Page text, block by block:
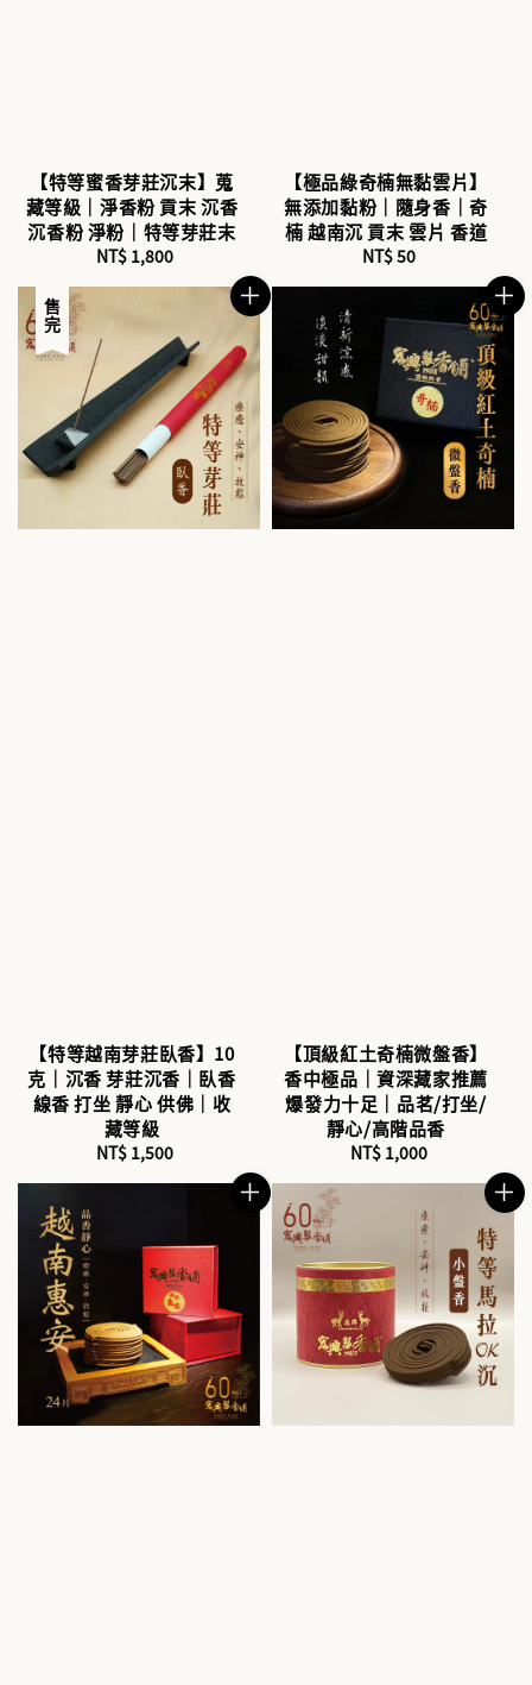
【特等蜜香芽莊沉末】蒐
藏等級｜淨香粉 貢末 沉香
沉香粉 淨粉｜特等芽莊末
Regular
NT$ 1,800
【極品綠奇楠無黏雲片】
無添加黏粉｜隨身香｜奇
楠 越南沉 貢末 雲片 香道
Regular
NT$ 50
售完
【特等越南芽莊臥香】10
克｜沉香 芽莊沉香｜臥香
線香 打坐 靜心 供佛｜收
藏等級
Regular
NT$ 1,500
【頂級紅土奇楠微盤香】
香中極品｜資深藏家推薦
爆發力十足｜品茗/打坐/
靜心/高階品香
Regular
NT$ 1,000